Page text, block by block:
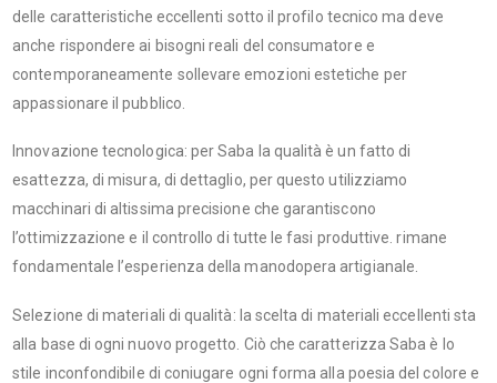
delle caratteristiche eccellenti sotto il profilo tecnico ma deve
anche rispondere ai bisogni reali del consumatore e
contemporaneamente sollevare emozioni estetiche per
appassionare il pubblico.
Innovazione tecnologica: per Saba la qualità è un fatto di
esattezza, di misura, di dettaglio, per questo utilizziamo
macchinari di altissima precisione che garantiscono
l’ottimizzazione e il controllo di tutte le fasi produttive. rimane
fondamentale l’esperienza della manodopera artigianale.
Selezione di materiali di qualità: la scelta di materiali eccellenti sta
alla base di ogni nuovo progetto. Ciò che caratterizza Saba è lo
stile inconfondibile di coniugare ogni forma alla poesia del colore e